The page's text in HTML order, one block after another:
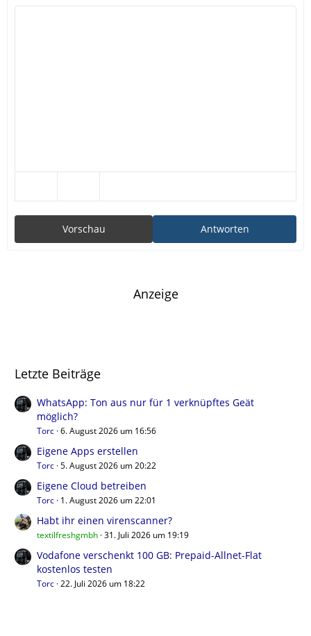
Antworten
Vorschau
Anzeige
Letzte Beiträge
WhatsApp: Ton aus nur für 1 verknüpftes Geät
möglich?
Torc 6. August 2026 um 16:56
Eigene Apps erstellen
Torc 5. August 2026 um 20:22
Eigene Cloud betreiben
Torc 1. August 2026 um 22:01
Habt ihr einen virenscanner?
textilfreshgmbh 31. Juli 2026 um 19:19
Vodafone verschenkt 100 GB: Prepaid-Allnet-Flat
kostenlos testen
Torc 22. Juli 2026 um 18:22